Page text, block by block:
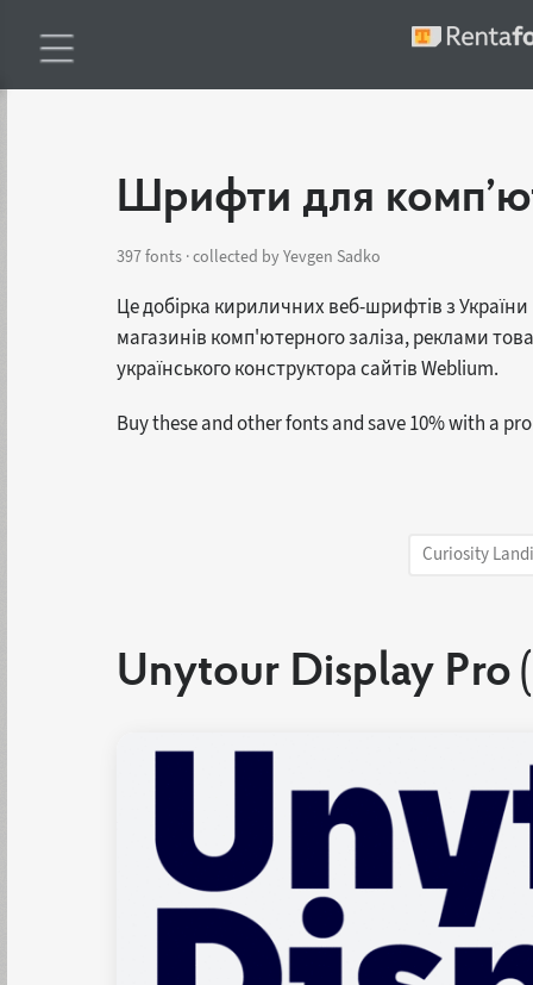
Шрифти для
397 fonts · collected by Yevgen Sadko
Це добірка кириличних веб-шрифтів з України
магазинів комп'ютерного заліза, реклами
українського конструктора сайтів Weblium.
Buy these and other fonts and save 10% with a
Curiosity
Unytour Display Pro